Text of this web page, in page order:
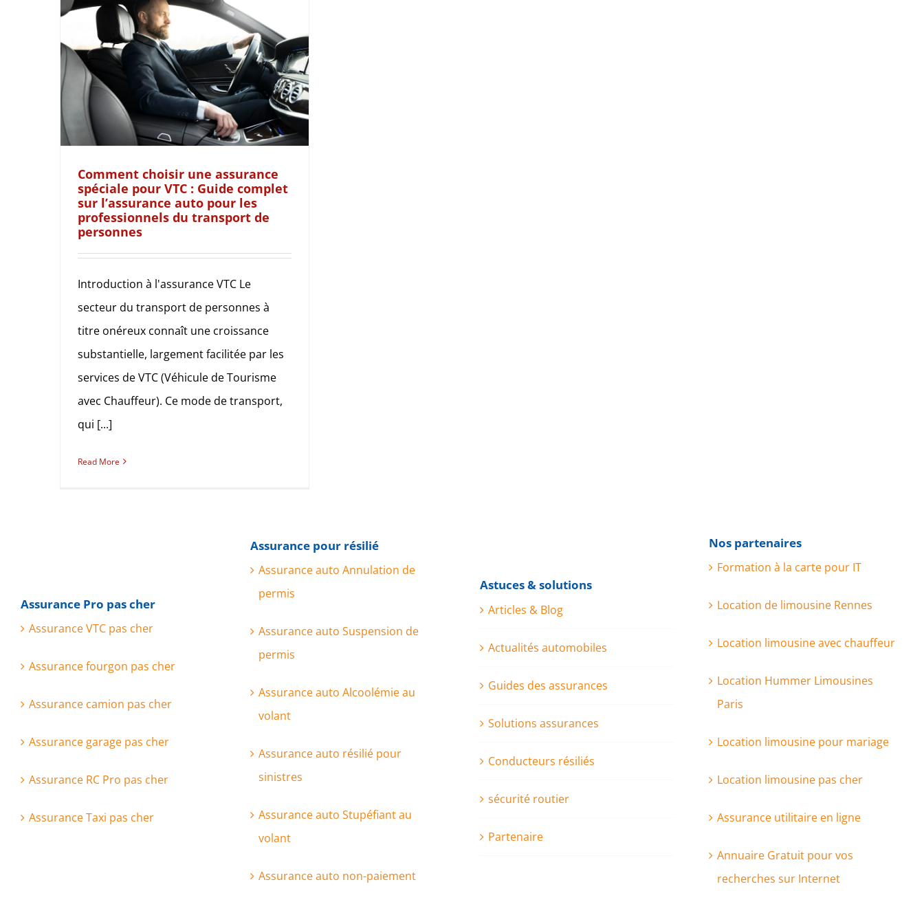
Comment choisir une assurance
spéciale pour VTC : Guide complet
sur l’assurance auto pour les
professionnels du transport de
personnes
Introduction à l'assurance VTC Le
secteur du transport de personnes à
titre onéreux connaît une croissance
substantielle, largement facilitée par les
services de VTC (Véhicule de Tourisme
avec Chauffeur). Ce mode de transport,
qui [...]
Read More
Assurance Pro pas cher
Assurance VTC pas cher
Assurance fourgon pas cher
Assurance camion pas cher
Assurance garage pas cher
Assurance RC Pro pas cher
Assurance Taxi pas cher
Assurance pour résilié
Assurance auto Annulation de
permis
Assurance auto Suspension de
permis
Assurance auto Alcoolémie au
volant
Assurance auto résilié pour
sinistres
Assurance auto Stupéfiant au
volant
Assurance auto non-paiement
Astuces & solutions
Articles & Blog
Actualités automobiles
Guides des assurances
Solutions assurances
Conducteurs résiliés
sécurité routier
Partenaire
Nos partenaires
Formation à la carte pour IT
Location de limousine Rennes
Location limousine avec chauffeur
Location Hummer Limousines
Paris
Location limousine pour mariage
Location limousine pas cher
Assurance utilitaire en ligne
Annuaire Gratuit pour vos
recherches sur Internet